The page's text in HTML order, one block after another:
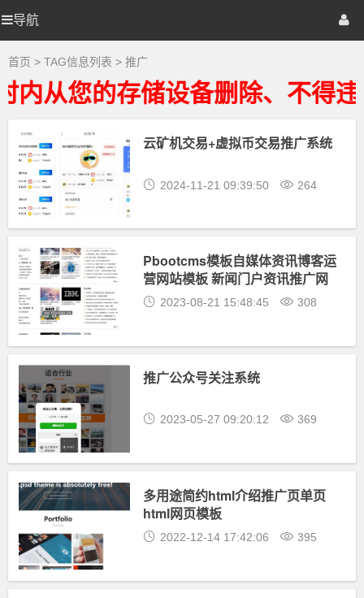
导航
全
-
广
相
资
源
下
载
优
选
源
棋牌源码
首页 > TAG信息列表 > 推广
从您的存储设备删除、不得违
云矿机交易+虚拟币交易推广系统
2024-11-21 09:39:50 264
Pbootcms模板自媒体资讯博客运
营网站模板 新闻门户资讯推广网
站源码下载
2023-08-21 15:48:45 308
推广公众号关注系统
2023-05-27 09:20:12 369
多用途简约html介绍推广页单页
html网页模板
2022-12-14 17:42:06 395